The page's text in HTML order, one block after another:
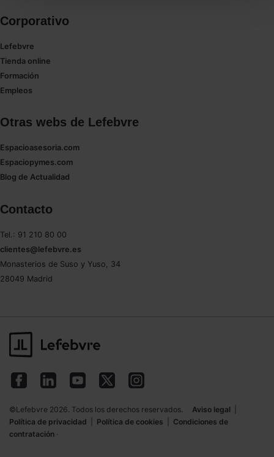
seleccionar solo aquellas que quieras permitir en tu
las que sean indispensables para la navegación.
Saber más acerca de las cookies
Corporativo
Lefebvre
Tienda online
Formación
Empleos
Otras webs de Lefebvre
Espacioasesoria.com
Espaciopymes.com
Blog de Actualidad
Contacto
Tel.: 91 210 80 00
clientes@lefebvre.es
Monasterios de Suso y Yuso, 34
28049 Madrid
©Lefebvre 2026. Todos los derechos reservados. Aviso legal
Política de privacidad
Política de cookies
Condiciones de
contratación ·